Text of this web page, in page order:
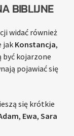
BIBLIJNE
widać również
jak Konstancja,
być kojarzone
pojawiać się
się krótkie
, Ewa,Sara